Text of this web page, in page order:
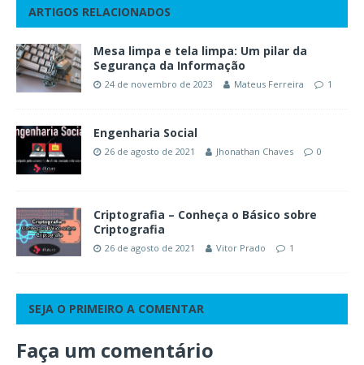
ARTIGOS RELACIONADOS
Mesa limpa e tela limpa: Um pilar da
Segurança da Informação
24 de novembro de 2023 Mateus Ferreira 1
Engenharia Social
26 de agosto de 2021 Jhonathan Chaves 0
Criptografia – Conheça o Básico sobre
Criptografia
26 de agosto de 2021 Vitor Prado 1
SEJA O PRIMEIRO A COMENTAR
Faça um comentário